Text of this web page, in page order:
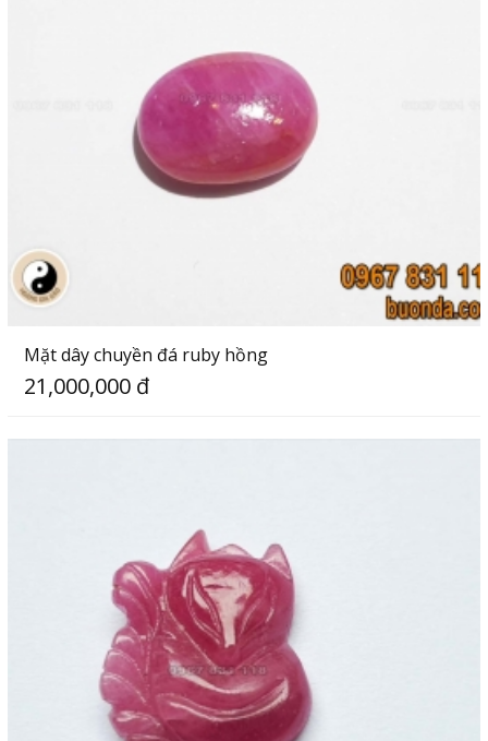
Mặt dây chuyền đá ruby hồng
21,000,000 đ